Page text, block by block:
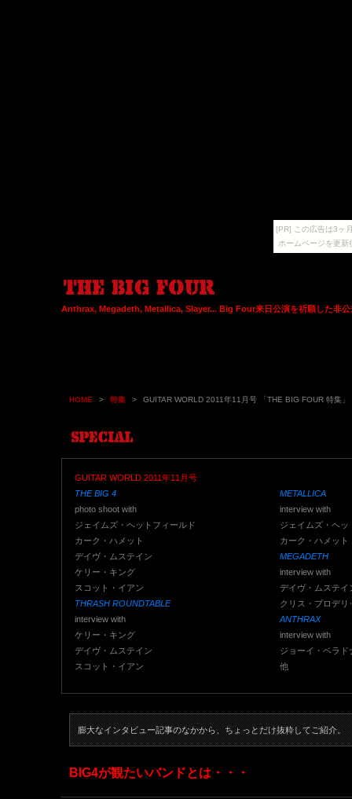
[PR] この広告は3ヶ
ホームページを更
Anthrax, Megadeth, Metallica, Slayer... Big Four来日公演を祈願した非公
HOME > 特集 > GUITAR WORLD 2011年11月号 「THE BIG FOUR 特集」
GUITAR WORLD 2011年11月号
THE BIG 4
photo shoot with
ジェイムズ・ヘットフィールド
カーク・ハメット
デイヴ・ムステイン
ケリー・キング
スコット・イアン
THRASH ROUNDTABLE
interview with
ケリー・キング
デイヴ・ムステイン
スコット・イアン
METALLICA
interview with
ジェイムズ・ヘッ
カーク・ハメット
MEGADETH
interview with
デイヴ・ムステイ
クリス・ブロデリ
ANTHRAX
interview with
ジョーイ・ベラド
他
膨大なインタビュー記事のなかから、ちょっとだけ抜粋してご紹介。
BIG4が観たいバンドとは・・・